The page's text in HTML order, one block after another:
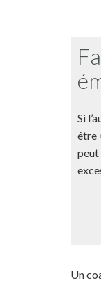
Si
être
Un